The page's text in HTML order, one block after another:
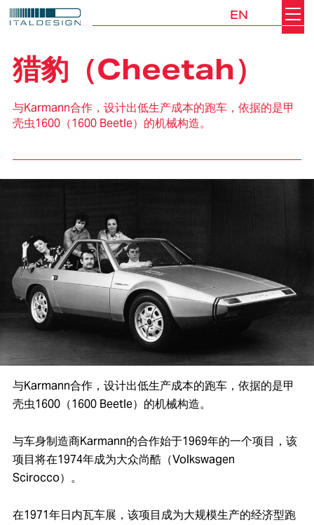
EN Search
猎豹（Cheetah）
与Karmann合作，设计出低生产成本的跑车，依据的是甲
壳虫1600（1600 Beetle）的机械构造。
与Karmann合作，设计出低生产成本的跑车，依据的是甲
壳虫1600（1600 Beetle）的机械构造。
与车身制造商Karmann的合作始于1969年的一个项目，该
项目将在1974年成为大众尚酷（Volkswagen
Scirocco）。
在1971年日内瓦车展，该项目成为大规模生产的经济型跑